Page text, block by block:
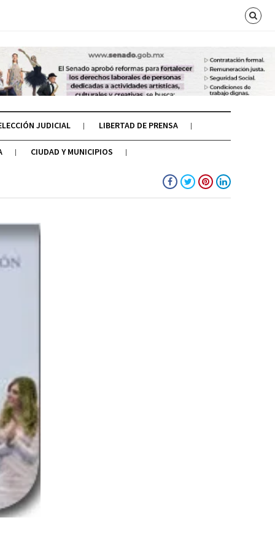
JUDICIAL LIBERTAD DE PRENSA
CIUDAD Y MUNICIPIOS